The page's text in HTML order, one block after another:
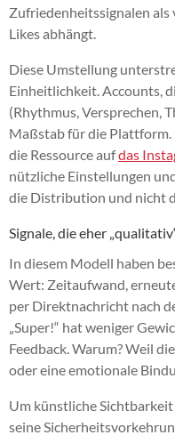
Zufriedenheitssignalen als
Likes abhängt.
Diese Umstellung
Einheitlichkeit. Accounts,
(Rhythmus, Versprechen,
Maßstab für die
die Ressource aufdas
nützliche Einstellungen
die Distribution und nicht
Signale, die eher
In diesem Modell haben
Wert: Zeitaufwand,
per Direktnachricht nach
„Super!“ hat weniger
Feedback. Warum? Weil
oder eine emotionale
Um künstliche
seine